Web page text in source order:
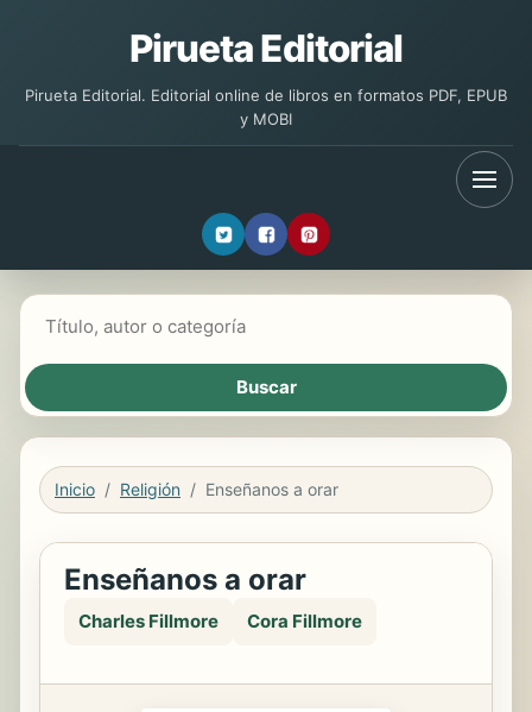
Pirueta Editorial
Pirueta Editorial. Editorial online de libros en formatos PDF, EPUB
y MOBI
Inicio Religión Enseñanos a orar
Enseñanos a orar
Charles Fillmore Cora Fillmore